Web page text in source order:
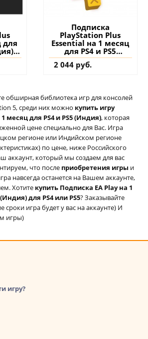
для
Подписка
PlayStation Plus
Essential на 1 месяц
для PS4 и PS5
(Турция) купить
2 044 руб.
обширная библиотека игр для консолей
5, среди них можно купить игру
месяц для PS4 и PS5 (Индия), которая
цене специально для Вас. Игра
регионе или Индийском регионе
по цене, ниже Российского
аккаунт, который мы создаем для вас
что после приобретения игры и
навсегда останется на Вашем аккаунте,
Хотите купить Подписка EA Play на 1
для PS4 или PS5? Заказывайте
сроки игра будет у вас на аккаунте) И
игры)
игру?